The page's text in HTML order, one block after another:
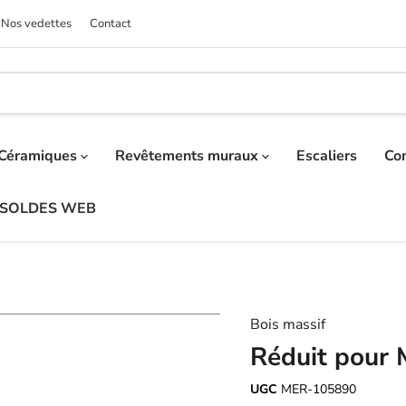
Nos vedettes Contact
Revêtements muraux Escaliers
SOLDES WEB
Bois massif
Réduit pour
UGC MER-105890